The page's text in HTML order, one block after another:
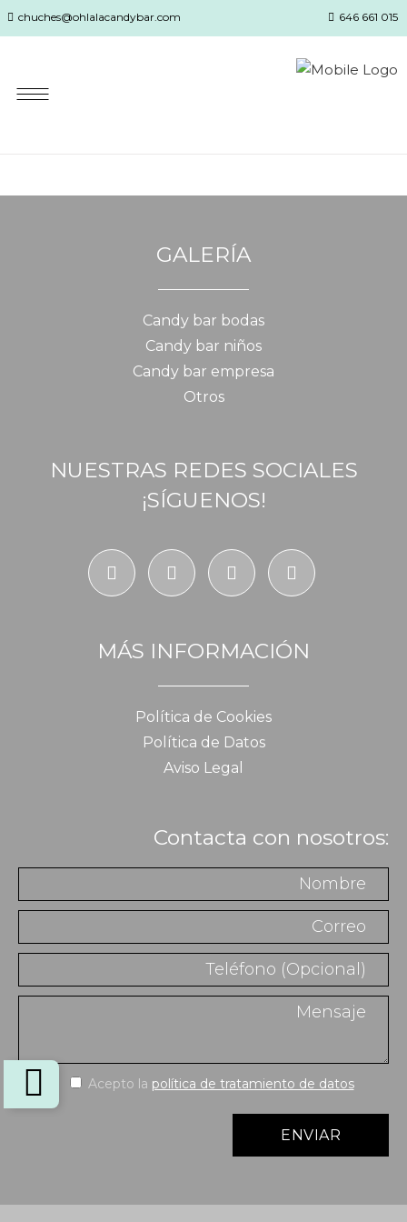
chuches@ohlalacandybar.com 646 661 015
GALERÍA
Candy bar bodas
Candy bar niños
Candy bar empresa
Otros
NUESTRAS REDES SOCIALES
¡SÍGUENOS!
MÁS INFORMACIÓN
Política de Cookies
Política de Datos
Aviso Legal
Contacta con nosotros:
Acepto la política de tratamiento de datos